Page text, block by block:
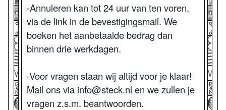
-Annuleren kan tot 24 uur van ten voren,
via de link in de bevestigingsmail. We
boeken het aanbetaalde bedrag dan
binnen drie werkdagen.
-Voor vragen staan wij altijd voor je klaar!
Mail ons via info@steck.nl en we zullen je
vragen z.s.m. beantwoorden.